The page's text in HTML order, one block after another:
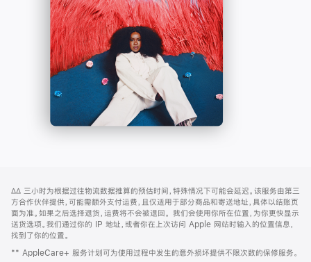
Apple
Music
开)
页
页
脚
注
∆∆ 三小时为根据过往物流数据推算的预估时间，特殊情况下可能会延迟。该服务由第三
方合作伙伴提供，可能需额外支付运费，且仅适用于部分商品和寄送地址，具体以结账页
面为准。如果之后选择退货，运费将不会被退回。 我们会使用你所在位置，为你更快显示
送货选项。我们通过你的 IP 地址，或者你在上次访问 Apple 网站时输入的位置信息，
找到了你的位置。
** AppleCare+ 服务计划可为使用过程中发生的意外损坏提供不限次数的保修服务。